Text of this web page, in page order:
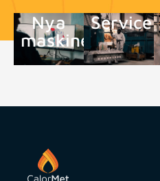
Nya
maskiner
Service